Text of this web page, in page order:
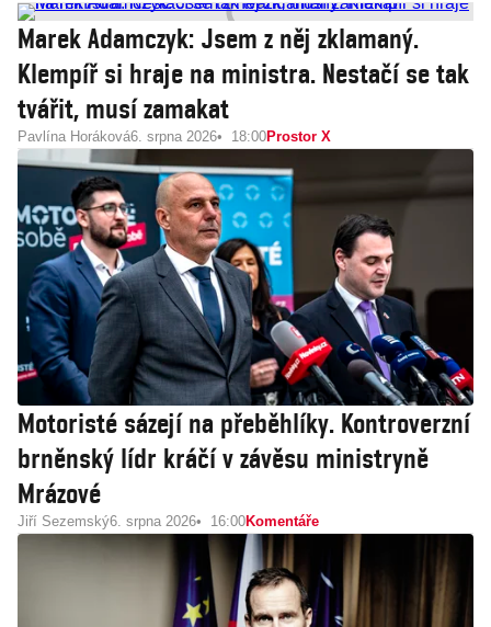
Marek Adamczyk: Jsem z něj zklamaný.
Klempíř si hraje na ministra. Nestačí se tak
tvářit, musí zamakat
Pavlína Horáková6. srpna 2026 18:00Prostor X
Motoristé sázejí na přeběhlíky. Kontroverzní
brněnský lídr kráčí v závěsu ministryně
Mrázové
Jiří Sezemský6. srpna 2026 16:00Komentáře